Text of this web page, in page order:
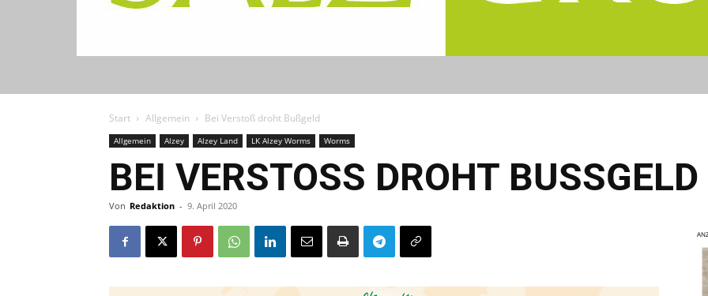
Start Allgemein Bei Verstoß droht Bußgeld
Allgemein Alzey Alzey Land LK Alzey Worms Worms
BEI VERSTOSS DROHT BUSSGELD
Von Redaktion - 9. April 2020